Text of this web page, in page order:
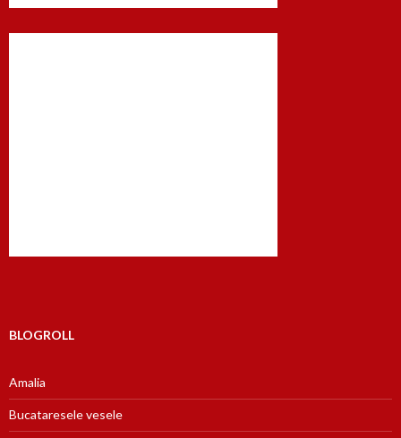
BLOGROLL
Amalia
Bucataresele vesele